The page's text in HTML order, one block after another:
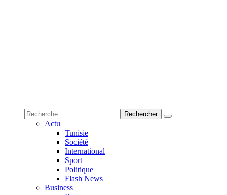
Actu
Tunisie
Société
International
Sport
Politique
Flash News
Business